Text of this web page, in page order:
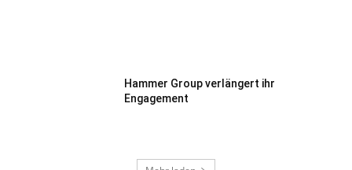
Hammer Group verlängert ihr
Engagement